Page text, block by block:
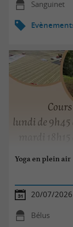
Sanguinet
Yoga en plein air
20/07/
Bélus